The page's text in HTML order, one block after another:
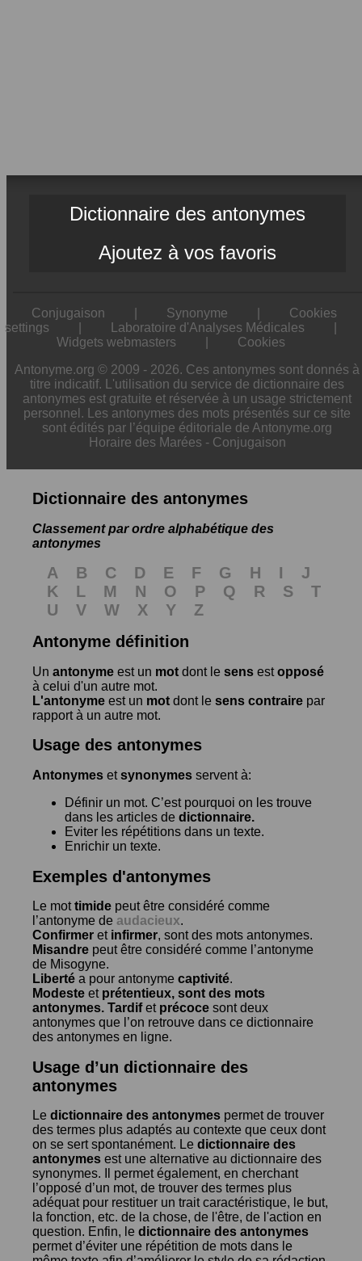
Dictionnaire des antonymes
Ajoutez à vos favoris
Conjugaison Synonyme
Cookies
settings
Laboratoire d'Analyses Médicales
Widgets webmasters
Cookies
Antonyme.org © 2009 - 2026. Ces antonymes sont donnés à
titre indicatif. L'utilisation du service de dictionnaire des
antonymes est gratuite et réservée à un usage strictement
personnel. Les antonymes des mots présentés sur ce site
sont édités par l’équipe éditoriale de Antonyme.org
Horaire des Marées - Conjugaison
Dictionnaire des antonymes
Classement par ordre alphabétique des
antonymes
A B C D E F G H I
J
K
L M N O P Q R S
T
U
V W X Y
Z
Antonyme définition
Un antonyme est un mot dont le sens estopposé
à celui d'un autre mot.
L'antonyme est un mot dont le sens contraire par
rapport à un autre mot.
Usage des antonymes
Antonymes etsynonymes servent à:
Définir un mot. C’est pourquoi on les trouve
dans les articles de dictionnaire.
Eviter les répétitions dans un texte.
Enrichir un texte.
Exemples d'antonymes
Le mottimide peut être considéré comme
l’antonyme de audacieux.
Confirmer et infirmer, sont des mots antonymes.
Misandre peut être considéré comme l’antonyme
de Misogyne.
Liberté a pour antonyme captivité.
Modeste et prétentieux, sont des mots
antonymes. Tardifet précoce sont deux
antonymes que l’on retrouve dans ce dictionnaire
des antonymes en ligne.
Usage d’un dictionnaire des
antonymes
Le dictionnaire des antonymes permet de trouver
des termes plus adaptés au contexte que ceux dont
on se sert spontanément. Le dictionnaire des
antonymes est une alternative au dictionnaire des
synonymes. Il permet également, en cherchant
l’opposé d’un mot, de trouver des termes plus
adéquat pour restituer un trait caractéristique, le but,
la fonction, etc. de la chose, de l'être, de l'action en
question. Enfin, le dictionnaire des antonymes
permet d’éviter une répétition de mots dans le